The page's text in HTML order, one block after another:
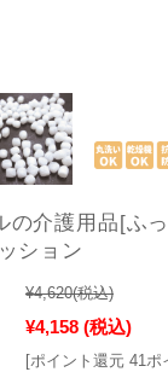
の介護用品[ふ
ション
¥4,620(税込)
¥4,158 (税込)
[ポイント還元 41ポ